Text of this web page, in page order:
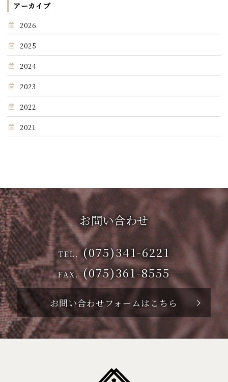
アーカイブ
2026
2025
2024
2023
2022
2021
お問い合わせ
TEL. (075)341-6221
FAX.(075)361-8555
お問い合わせフォームはこちら